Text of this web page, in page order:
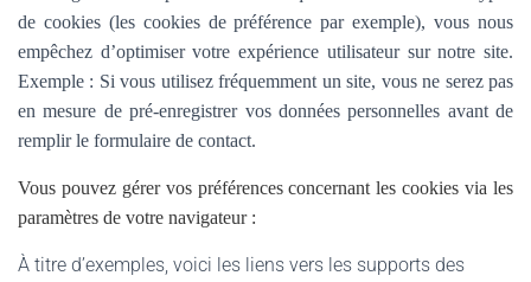
de cookies (les cookies de préférence par exemple), vous nous
empêchez d’optimiser votre expérience utilisateur sur notre site.
Exemple : Si vous utilisez fréquemment un site, vous ne serez pas
en mesure de pré-enregistrer vos données personnelles avant de
remplir le formulaire de contact.
Vous pouvez gérer vos préférences concernant les cookies via les
paramètres de votre navigateur :
À titre d’exemples, voici les liens vers les supports des